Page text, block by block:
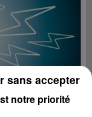
notre priorité
sans accepter